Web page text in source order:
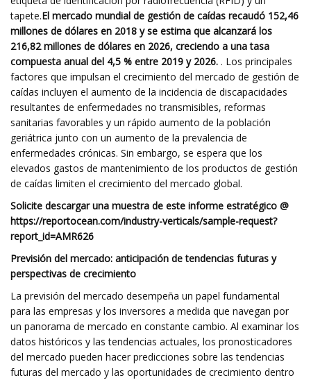
tapete.El mercado mundial de gestión de caídas recaudó 152,46
millones de dólares en 2018 y se estima que alcanzará los
216,82 millones de dólares en 2026, creciendo a una tasa
compuesta anual del 4,5 % entre 2019 y 2026. . Los principales
factores que impulsan el crecimiento del mercado de gestión de
caídas incluyen el aumento de la incidencia de discapacidades
resultantes de enfermedades no transmisibles, reformas
sanitarias favorables y un rápido aumento de la población
geriátrica junto con un aumento de la prevalencia de
enfermedades crónicas. Sin embargo, se espera que los
elevados gastos de mantenimiento de los productos de gestión
de caídas limiten el crecimiento del mercado global.
Solicite descargar una muestra de este informe estratégico @
https://reportocean.com/industry-verticals/sample-request?
report_id=AMR626
Previsión del mercado: anticipación de tendencias futuras y
perspectivas de crecimiento
La previsión del mercado desempeña un papel fundamental
para las empresas y los inversores a medida que navegan por
un panorama de mercado en constante cambio. Al examinar los
datos históricos y las tendencias actuales, los pronosticadores
del mercado pueden hacer predicciones sobre las tendencias
futuras del mercado y las oportunidades de crecimiento dentro